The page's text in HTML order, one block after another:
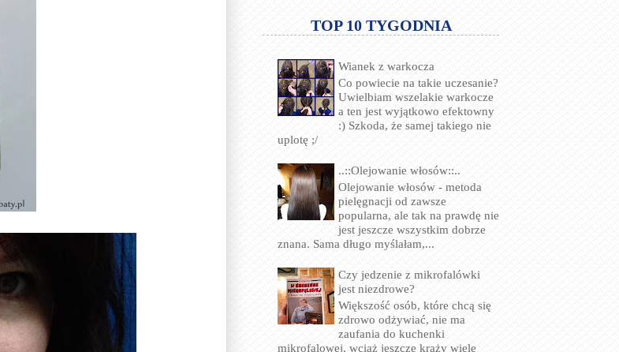
TOP 10 TYGODNIA
Wianek z warkocza
Co powiecie na takie uczesanie?
Uwielbiam wszelakie warkocze
a ten jest wyjątkowo efektowny
:) Szkoda, że samej takiego nie
uplotę ;/
..::Olejowanie włosów::..
Olejowanie włosów - metoda
pielęgnacji od zawsze
popularna, ale tak na prawdę nie
jest jeszcze wszystkim dobrze
znana. Sama długo myślałam,...
Czy jedzenie z mikrofalówki
jest niezdrowe?
Większość osób, które chcą się
zdrowo odżywiać, nie ma
zaufania do kuchenki
mikrofalowej, wciąż jeszcze krąży wiele